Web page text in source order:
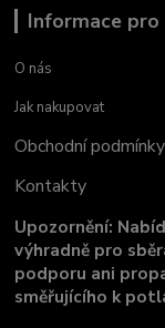
Informace pro
O nás
Jak nakupovat
Obchodní podmínky
Kontakty
Upozornění:
výhradně pro
podporu ani
směřujícího k